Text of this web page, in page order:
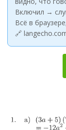
Включил →
Всё в
🔗